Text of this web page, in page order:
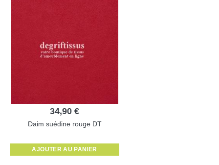
34,90 €
Daim suédine rouge DT
AJOUTER AU PANIER